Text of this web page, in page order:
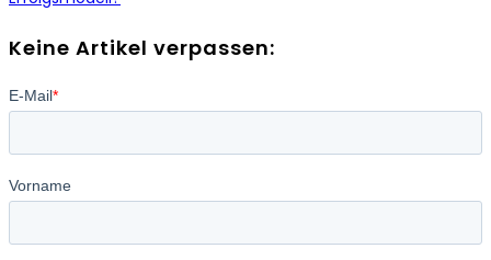
Keine Artikel verpassen: